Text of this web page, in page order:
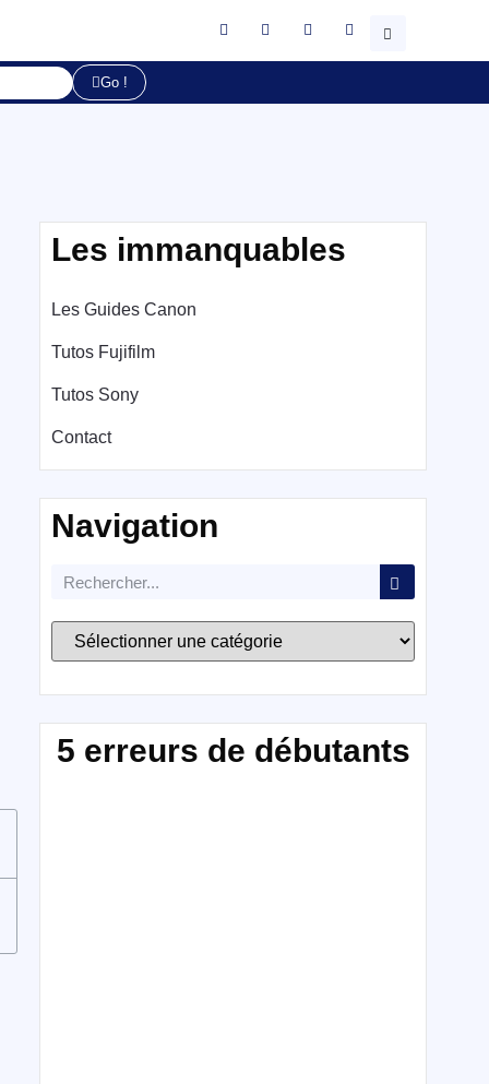
Go !
Les immanquables
Les Guides Canon
Tutos Fujifilm
Tutos Sony
Contact
Navigation
5 erreurs de débutants